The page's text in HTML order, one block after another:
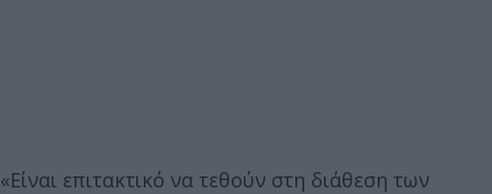
«Είναι επιτακτικό να τεθούν στη διάθεση των